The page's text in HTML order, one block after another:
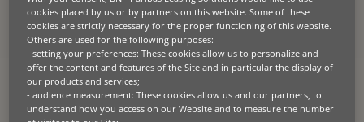
Satışları artırmak, yeni gelir kaynakları elde etmek
ve müşterilerinizi yatırım yapmaya teşvik etmek mi
istiyorsunuz? Size yardımcı olmak için buradayız.
Size özel leasing programlarımız sayesinde şunları
cookies placed by us or by partners on this website. Some of these
cookies are strictly necessary for the proper functioning of this website.
Others are used for the following purposes:
- setting your preferences: These cookies allow us to personalize and
offer the content and features of the Site and in particular the display of
our products and services;
- audience measurement: These cookies allow us and our partners, to
understand how you access on our Website and to measure the number